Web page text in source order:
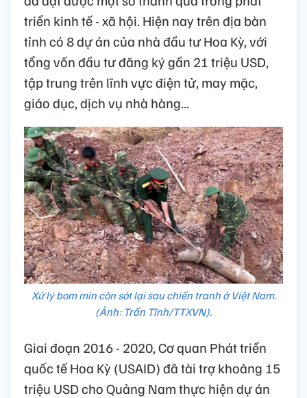
triển kinh tế - xã hội. Hiện nay trên địa bàn
tỉnh có 8 dự án của nhà đầu tư Hoa Kỳ, với
tổng vốn đầu tư đăng ký gần 21 triệu USD,
tập trung trên lĩnh vực điện tử, may mặc,
giáo dục, dịch vụ nhà hàng...
Xử lý bom mìn còn sót lại sau chiến tranh ở Việt Nam.
(Ảnh: Trần Tĩnh/TTXVN).
Giai đoạn 2016 - 2020, Cơ quan Phát triển
quốc tế Hoa Kỳ (USAID) đã tài trợ khoảng 15
triệu USD cho Quảng Nam thực hiện dự án